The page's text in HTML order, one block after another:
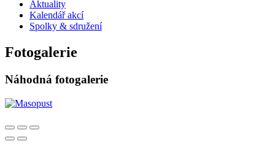
Aktuality
Kalendář akcí
Spolky & sdružení
Fotogalerie
Náhodná fotogalerie